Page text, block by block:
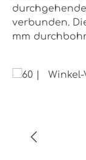
verbunden.
mm
Bildergalerie